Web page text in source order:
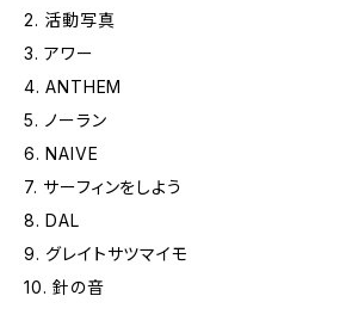
2. 活動写真
3. アワー
4. ANTHEM
5. ノーラン
6. NAIVE
7. サーフィンをしよう
8. DAL
9. グレイトサツマイモ
10. 針の音